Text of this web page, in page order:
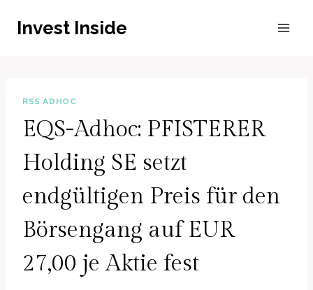
InhaltInvest Inside
RSS ADHOC
EQS-Adhoc: PFISTERER
Holding SE setzt
endgültigen Preis für den
Börsengang auf EUR
27,00 je Aktie fest